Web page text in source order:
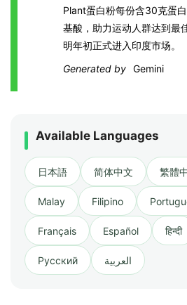
Plant蛋白粉每份含30克蛋
基酸，助力运动人群达到最
明年初正式进入印度市场。
Generated by Gemini
Available Languages
日本語 简体中文 繁體
Malay Filipino
Français Español हिन्दी
Русский العربية